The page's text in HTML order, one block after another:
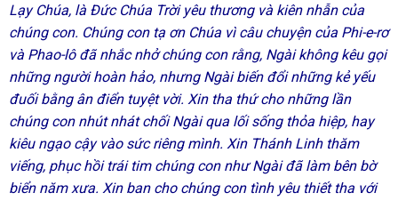
Lạy Chúa, là Đức Chúa Trời yêu thương và kiên nhẫn của
chúng con. Chúng con tạ ơn Chúa vì câu chuyện của Phi-e-rơ
và Phao-lô đã nhắc nhở chúng con rằng, Ngài không kêu gọi
những người hoàn hảo, nhưng Ngài biến đổi những kẻ yếu
đuối bằng ân điển tuyệt vời. Xin tha thứ cho những lần
chúng con nhút nhát chối Ngài qua lối sống thỏa hiệp, hay
kiêu ngạo cậy vào sức riêng mình. Xin Thánh Linh thăm
viếng, phục hồi trái tim chúng con như Ngài đã làm bên bờ
biển năm xưa. Xin ban cho chúng con tình yêu thiết tha với